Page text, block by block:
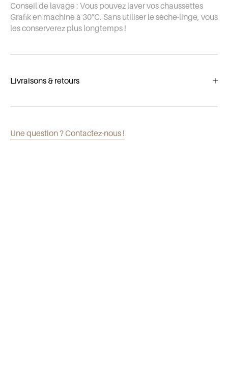
Conseil de lavage : Vous pouvez laver vos chaussettes
Grafik en machine à 30°C. Sans utiliser le sèche-linge, vous
les conserverez plus longtemps !
Livraisons & retours
dès 100€ d'achat.
Une question ? Contactez-nous !